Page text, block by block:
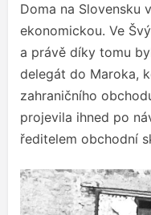
Doma na Slovensku
ekonomickou. Ve
a právě díky tomu
delegát do Maroka,
zahraničního
projevila ihned po
ředitelem obchodní